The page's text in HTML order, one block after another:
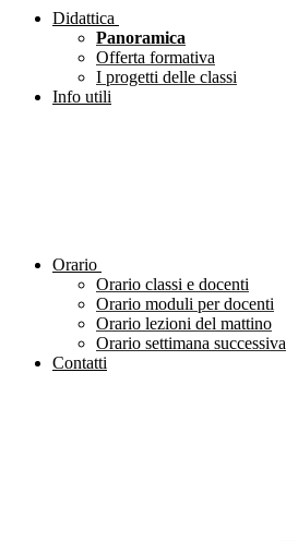
Didattica
Panoramica
Offerta formativa
I progetti delle classi
Info utili
Orario
Orario classi e docenti
Orario moduli per docenti
Orario lezioni del mattino
Orario settimana successiva
Contatti